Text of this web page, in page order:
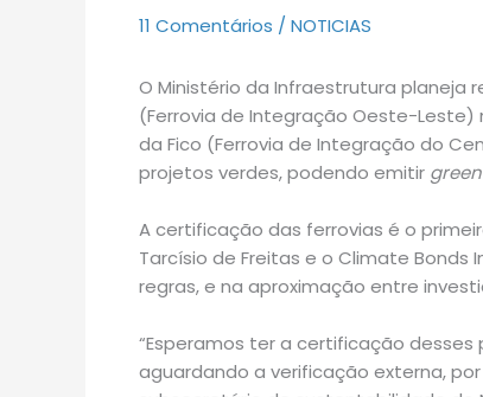
11 Comentários / NOTICIAS
O Ministério da Infraestrutura planeja
(Ferrovia de Integração Oeste-Leste)
da Fico (Ferrovia de Integração do
projetos verdes, podendo emitir
A certificação das ferrovias é o
Tarcísio de Freitas e o Climate
regras, e na aproximação entre
“Esperamos ter a certificação
aguardando a verificação externa,